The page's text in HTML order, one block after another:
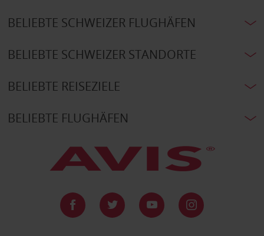
BELIEBTE SCHWEIZER FLUGHÄFEN
BELIEBTE SCHWEIZER STANDORTE
BELIEBTE REISEZIELE
BELIEBTE FLUGHÄFEN